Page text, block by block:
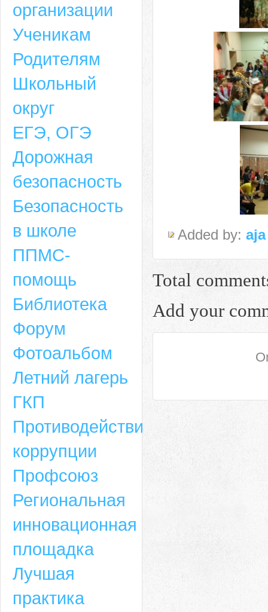
Адрес
659635, Алтайский край, Алтайский район, село Ая, ул. Школьная 11.
6-49, электронный адрес: aja_70@mail.ru
Added by: aja
Total
Add your
организации
Ученикам
Родителям
Школьный
округ
ЕГЭ, ОГЭ
Дорожная
безопасность
Безопасность
в школе
ППМС-
помощь
Библиотека
Форум
Фотоальбом
Летний лагерь
ГКП
Противодействие
коррупции
Профсоюз
Региональная
инновационная
площадка
Лучшая
практика